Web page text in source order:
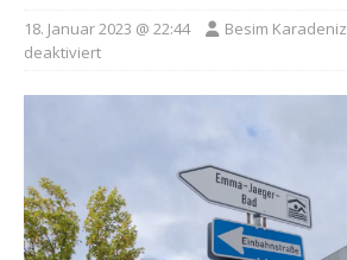
18. Januar 2023 @ 22:44 Besim Karadeniz
deaktiviert